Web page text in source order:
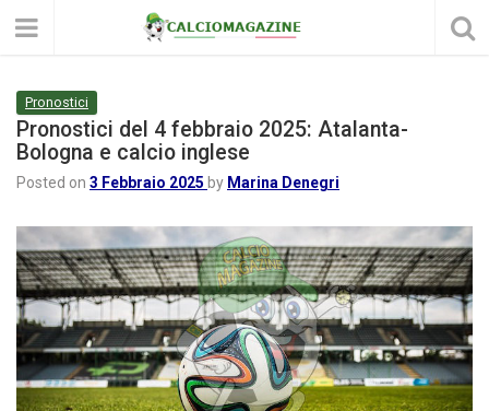
Pronostici
Pronostici del 4 febbraio 2025: Atalanta-
Bologna e calcio inglese
Posted on 3 Febbraio 2025 by Marina Denegri